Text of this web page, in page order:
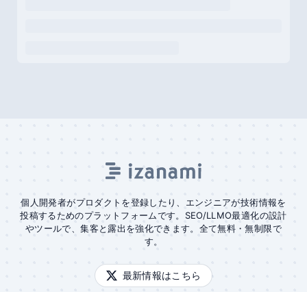
個人開発者がプロダクトを登録したり、エンジニアが技術情報を
投稿するためのプラットフォームです。SEO/LLMO最適化の設計
やツールで、集客と露出を強化できます。全て無料・無制限で
す。
最新情報はこちら